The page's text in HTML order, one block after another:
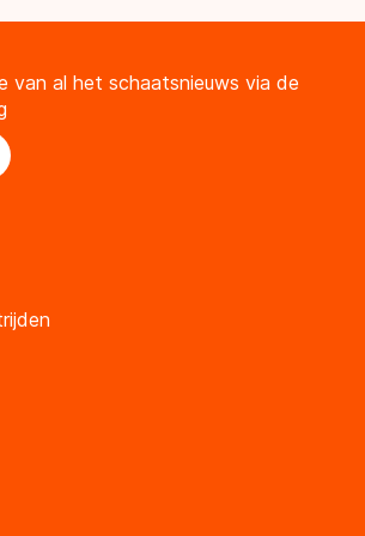
van al het schaatsnieuws via de